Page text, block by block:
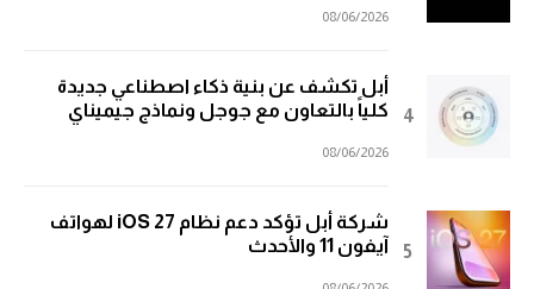
08/06/2026
أبل تكشف عن بنية ذكاء اصطناعي جديدة
كلياً بالتعاون مع جوجل ونماذج جيميناي
08/06/2026
شركة أبل تؤكد دعم نظام iOS 27 لهواتف
آيفون 11 والأحدث